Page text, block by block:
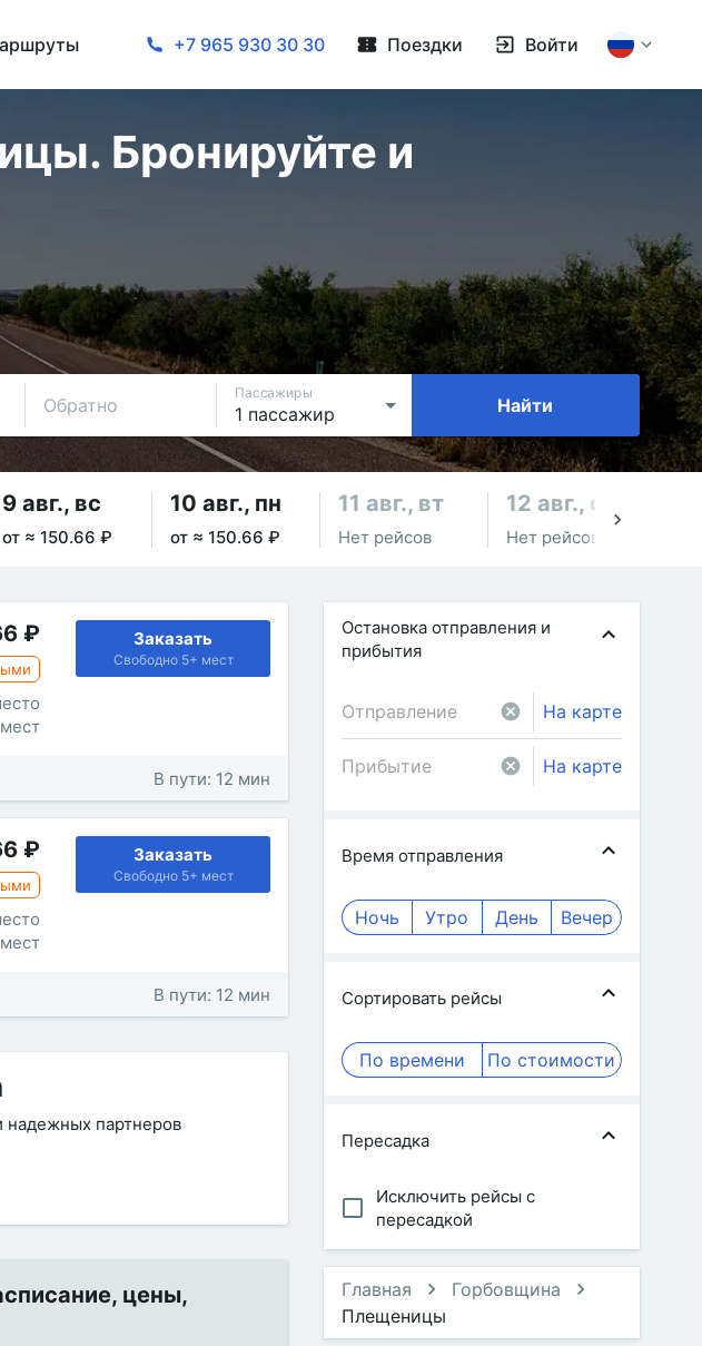
+7 965 930 30 30 Поездки Войти
Бронируйте и
Обратно
Пассажиры
Найти
9 авг., вс
от ≈ 150.66 ₽
10 авг., пн
от ≈ 150.66 ₽
11 авг., вт
Нет рейсов
12 авг., ср
Нет рейсов
₽ Заказать
Свободно 5+ мест
В пути: 12 мин
₽ Заказать
Свободно 5+ мест
В пути: 12 мин
надежных партнеров
цены,
Остановка отправления и
прибытия
На карте
На карте
Время отправления
Ночь Утро День Вечер
Сортировать рейсы
По времени По стоимости
Пересадка
Исключить рейсы с
пересадкой
Главная
Горбовщина
Плещеницы